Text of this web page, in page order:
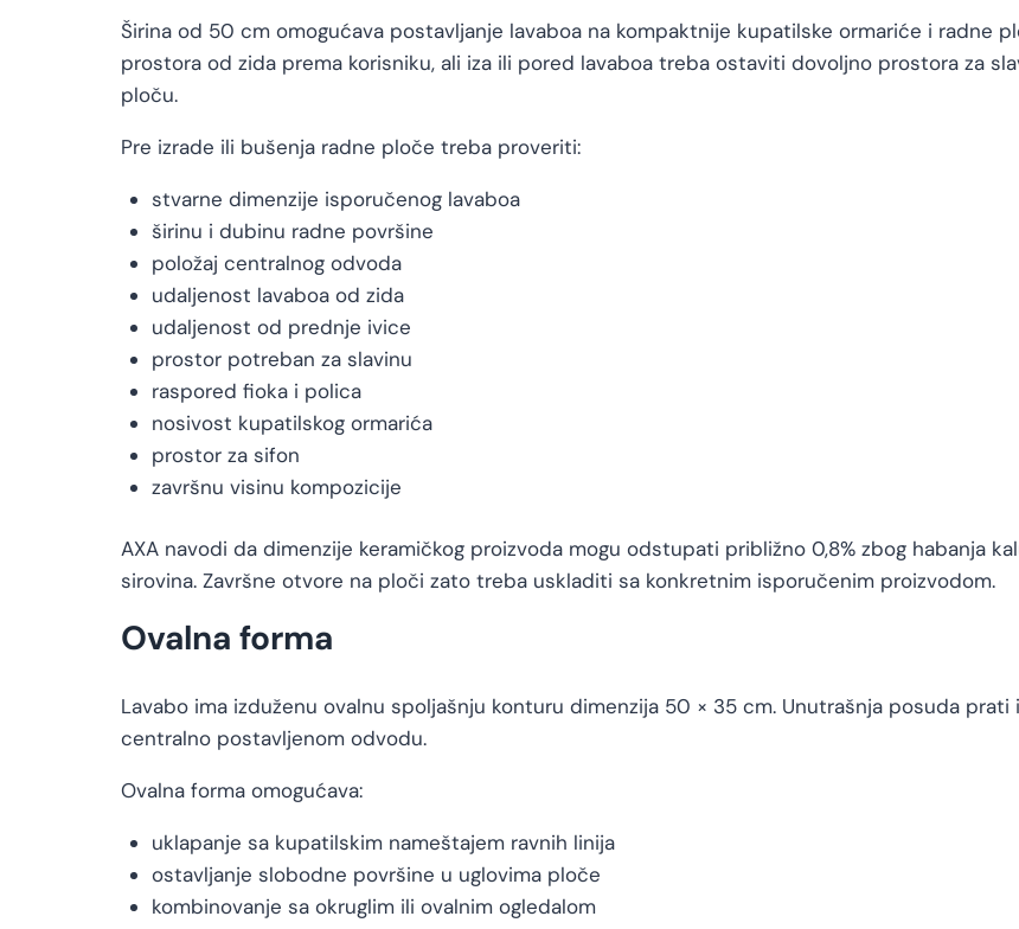
Širina od 50 cm omogućava postavljanje lavaboa na kompaktnije kupatilske ormariće i radne
prostora od zida prema korisniku, ali iza ili pored lavaboa treba ostaviti dovoljno prostora za
ploču.
Pre izrade ili bušenja radne ploče treba proveriti:
stvarne dimenzije isporučenog lavaboa
širinu i dubinu radne površine
položaj centralnog odvoda
udaljenost lavaboa od zida
udaljenost od prednje ivice
prostor potreban za slavinu
raspored fioka i polica
nosivost kupatilskog ormarića
prostor za sifon
završnu visinu kompozicije
AXA navodi da dimenzije keramičkog proizvoda mogu odstupati približno 0,8% zbog habanja
sirovina. Završne otvore na ploči zato treba uskladiti sa konkretnim isporučenim proizvodom.
Ovalna forma
Lavabo ima izduženu ovalnu spoljašnju konturu dimenzija 50 × 35 cm. Unutrašnja posuda
centralno postavljenom odvodu.
Ovalna forma omogućava:
uklapanje sa kupatilskim nameštajem ravnih linija
ostavljanje slobodne površine u uglovima ploče
kombinovanje sa okruglim ili ovalnim ogledalom